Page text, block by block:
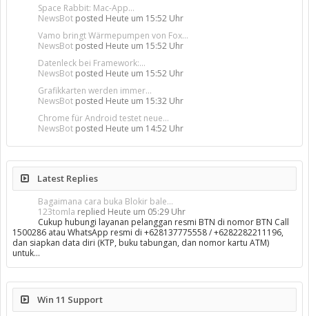
Space Rabbit: Mac-App...
NewsBot posted Heute um 15:52 Uhr
Vamo bringt Wärmepumpen von Fox...
NewsBot posted Heute um 15:52 Uhr
Datenleck bei Framework:...
NewsBot posted Heute um 15:52 Uhr
Grafikkarten werden immer...
NewsBot posted Heute um 15:32 Uhr
Chrome für Android testet neue...
NewsBot posted Heute um 14:52 Uhr
Latest Replies
Bagaimana cara buka Blokir bale...
123tomla replied Heute um 05:29 Uhr
Cukup hubungi layanan pelanggan resmi BTN di nomor BTN Call
1500286 atau WhatsApp resmi di +628137775558 / +6282282211196,
dan siapkan data diri (KTP, buku tabungan, dan nomor kartu ATM)
untuk…
Win 11 Support